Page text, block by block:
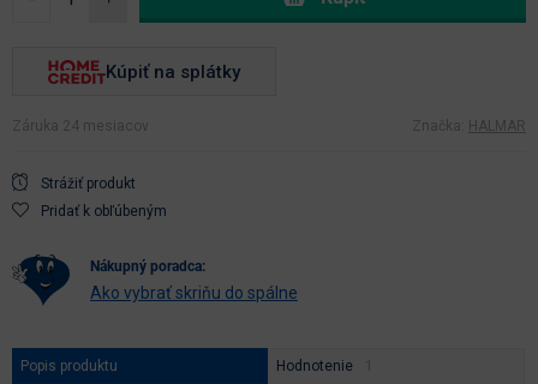
Kúpiť na splátky
Záruka 24 mesiacov Značka: HALMAR
Strážiť produkt
Pridať k obľúbeným
nákupný poradca:
Ako vybrať skriňu do spálne
Popis produktu Hodnotenie